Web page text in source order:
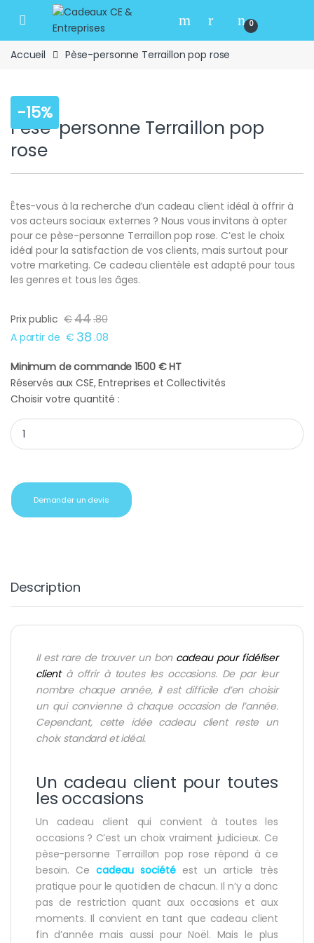
Skip to navigation
Skip to content
Open 0
Accueil Pèse-personne Terraillon pop rose
-15%
Pèse-personne Terraillon pop
rose
Êtes-vous à la recherche d’un cadeau client idéal à offrir à
vos acteurs sociaux externes ? Nous vous invitons à opter
pour ce pèse-personne Terraillon pop rose. C’est le choix
idéal pour la satisfaction de vos clients, mais surtout pour
votre marketing. Ce cadeau clientèle est adapté pour tous
les genres et tous les âges.
Prix public €44.80
A partir de € 38 .08
Minimum de commande 1500 € HT
Réservés aux CSE, Entreprises et Collectivités
Choisir votre quantité :
Pèse-personne Terraillon pop rose quantity
Demander un devis
Description
Il est rare de trouver un bon cadeau pour fidéliser
clientà offrir à toutes les occasions. De par leur
nombre chaque année, il est difficile d’en choisir
un qui convienne à chaque occasion de l’année.
Cependant, cette idée cadeau client reste un
choix standard et idéal.
Un cadeau client pour toutes
les occasions
Un cadeau client qui convient à toutes les
occasions ? C’est un choix vraiment judicieux. Ce
pèse-personne Terraillon pop rose répond à ce
besoin. Cecadeau sociétéest un article très
pratique pour le quotidien de chacun. Il n’y a donc
pas de restriction quant aux occasions et aux
moments. Il convient en tant que cadeau client
fin d’année mais aussi pour Noël. Mais le plus